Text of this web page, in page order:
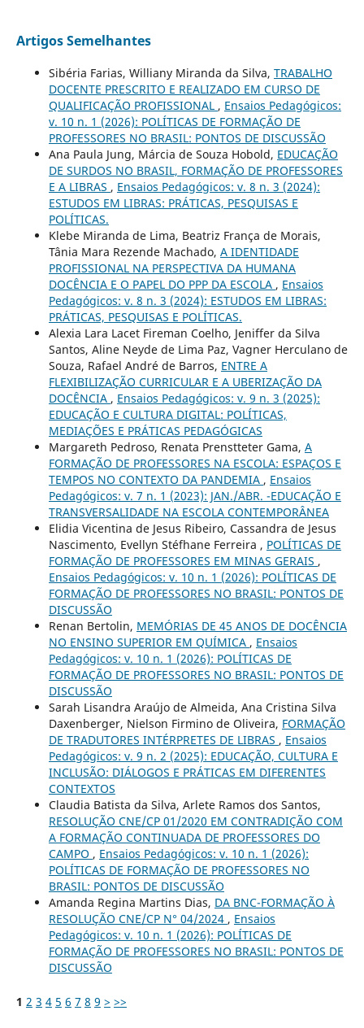
Artigos Semelhantes
Sibéria Farias, Williany Miranda da Silva, TRABALHO
DOCENTE PRESCRITO E REALIZADO EM CURSO DE
QUALIFICAÇÃO PROFISSIONAL , Ensaios Pedagógicos:
v. 10 n. 1 (2026): POLÍTICAS DE FORMAÇÃO DE
PROFESSORES NO BRASIL: PONTOS DE DISCUSSÃO
Ana Paula Jung, Márcia de Souza Hobold, EDUCAÇÃO
DE SURDOS NO BRASIL, FORMAÇÃO DE PROFESSORES
E A LIBRAS , Ensaios Pedagógicos: v. 8 n. 3 (2024):
ESTUDOS EM LIBRAS: PRÁTICAS, PESQUISAS E
POLÍTICAS.
Klebe Miranda de Lima, Beatriz França de Morais,
Tânia Mara Rezende Machado, A IDENTIDADE
PROFISSIONAL NA PERSPECTIVA DA HUMANA
DOCÊNCIA E O PAPEL DO PPP DA ESCOLA , Ensaios
Pedagógicos: v. 8 n. 3 (2024): ESTUDOS EM LIBRAS:
PRÁTICAS, PESQUISAS E POLÍTICAS.
Alexia Lara Lacet Fireman Coelho, Jeniffer da Silva
Santos, Aline Neyde de Lima Paz, Vagner Herculano de
Souza, Rafael André de Barros, ENTRE A
FLEXIBILIZAÇÃO CURRICULAR E A UBERIZAÇÃO DA
DOCÊNCIA , Ensaios Pedagógicos: v. 9 n. 3 (2025):
EDUCAÇÃO E CULTURA DIGITAL: POLÍTICAS,
MEDIAÇÕES E PRÁTICAS PEDAGÓGICAS
Margareth Pedroso, Renata Prenstteter Gama, A
FORMAÇÃO DE PROFESSORES NA ESCOLA: ESPAÇOS E
TEMPOS NO CONTEXTO DA PANDEMIA , Ensaios
Pedagógicos: v. 7 n. 1 (2023): JAN./ABR. -EDUCAÇÃO E
TRANSVERSALIDADE NA ESCOLA CONTEMPORÂNEA
Elidia Vicentina de Jesus Ribeiro, Cassandra de Jesus
Nascimento, Evellyn Stéfhane Ferreira , POLÍTICAS DE
FORMAÇÃO DE PROFESSORES EM MINAS GERAIS ,
Ensaios Pedagógicos: v. 10 n. 1 (2026): POLÍTICAS DE
FORMAÇÃO DE PROFESSORES NO BRASIL: PONTOS DE
DISCUSSÃO
Renan Bertolin, MEMÓRIAS DE 45 ANOS DE DOCÊNCIA
NO ENSINO SUPERIOR EM QUÍMICA , Ensaios
Pedagógicos: v. 10 n. 1 (2026): POLÍTICAS DE
FORMAÇÃO DE PROFESSORES NO BRASIL: PONTOS DE
DISCUSSÃO
Sarah Lisandra Araújo de Almeida, Ana Cristina Silva
Daxenberger, Nielson Firmino de Oliveira, FORMAÇÃO
DE TRADUTORES INTÉRPRETES DE LIBRAS , Ensaios
Pedagógicos: v. 9 n. 2 (2025): EDUCAÇÃO, CULTURA E
INCLUSÃO: DIÁLOGOS E PRÁTICAS EM DIFERENTES
CONTEXTOS
Claudia Batista da Silva, Arlete Ramos dos Santos,
RESOLUÇÃO CNE/CP 01/2020 EM CONTRADIÇÃO COM
A FORMAÇÃO CONTINUADA DE PROFESSORES DO
CAMPO , Ensaios Pedagógicos: v. 10 n. 1 (2026):
POLÍTICAS DE FORMAÇÃO DE PROFESSORES NO
BRASIL: PONTOS DE DISCUSSÃO
Amanda Regina Martins Dias, DA BNC-FORMAÇÃO À
RESOLUÇÃO CNE/CP N° 04/2024 , Ensaios
Pedagógicos: v. 10 n. 1 (2026): POLÍTICAS DE
FORMAÇÃO DE PROFESSORES NO BRASIL: PONTOS DE
DISCUSSÃO
1 2 3 4 5 6 7 8 9 > >>